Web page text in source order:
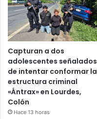
Capturan a dos
adolescentes señalados
de intentar conformar la
estructura criminal
«Ántrax» en Lourdes,
Colón
Hace 13 horas